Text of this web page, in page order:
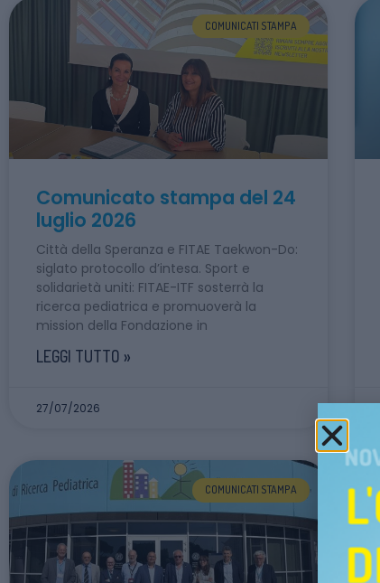
COMUNICATI STAMPA
Comunicato stampa del 24
luglio 2026
Città della Speranza e FITAE Taekwon-Do:
siglato protocollo d’intesa. Sport e
solidarietà uniti: FITAE-ITF sosterrà la
ricerca pediatrica e promuoverà la
mission della Fondazione in
LEGGI TUTTO »
27/07/2026
COMUNICATI STAMPA